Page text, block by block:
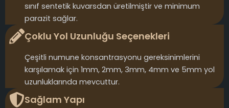
sınıf sentetik kuvarsdan üretilmiştir ve minimum
parazit sağlar.
Çoklu Yol Uzunluğu Seçenekleri
Çeşitli numune konsantrasyonu gereksinimlerini
karşılamak için 1mm, 2mm, 3mm, 4mm ve 5mm yol
uzunluklarında mevcuttur.
Sağlam Yapı